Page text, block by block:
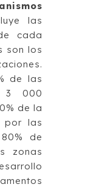
las
cada
son los
de las
3 000
de la
por las
de
zonas